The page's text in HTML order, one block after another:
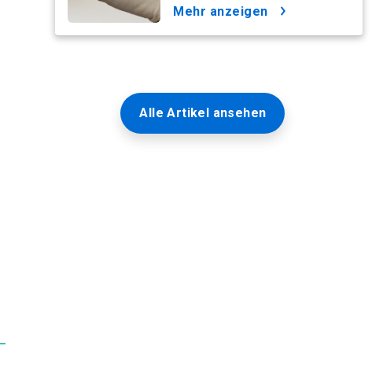
mehr anzeigen
Alle Artikel ansehen